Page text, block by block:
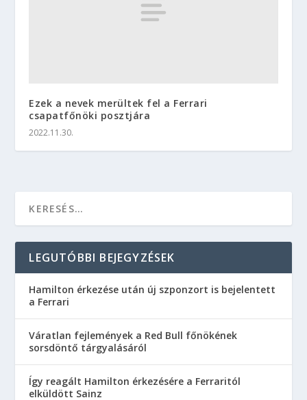
Ezek a nevek merültek fel a Ferrari
csapatfőnöki posztjára
2022.11.30.
LEGUTÓBBI BEJEGYZÉSEK
Hamilton érkezése után új szponzort is bejelentett
a Ferrari
Váratlan fejlemények a Red Bull főnökének
sorsdöntő tárgyalásáról
Így reagált Hamilton érkezésére a Ferraritól
elküldött Sainz